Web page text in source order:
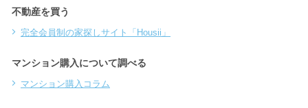
不動産を買う
完全会員制の家探しサイト「Housii」
マンション購入について調べる
マンション購入コラム